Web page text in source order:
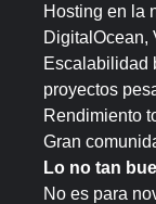
Hosting en la
DigitalOcean,
Escalabilidad
proyectos
Rendimiento
Gran
Lo no tan
No es para